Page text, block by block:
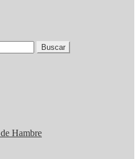
Buscar
Hambre